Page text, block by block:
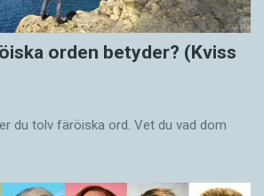
orden betyder? (Kviss
du tolv färöiska ord. Vet du vad dom